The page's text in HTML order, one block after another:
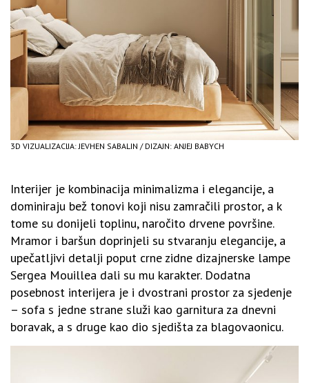
3D VIZUALIZACIJA: JEVHEN SABALIN / DIZAJN: ANJEJ BABYCH
Interijer je kombinacija minimalizma i elegancije, a
dominiraju bež tonovi koji nisu zamračili prostor, a k
tome su donijeli toplinu, naročito drvene površine.
Mramor i baršun doprinjeli su stvaranju elegancije, a
upečatljivi detalji poput crne zidne dizajnerske lampe
Sergea Mouillea dali su mu karakter. Dodatna
posebnost interijera je i dvostrani prostor za sjedenje
– sofa s jedne strane služi kao garnitura za dnevni
boravak, a s druge kao dio sjedišta za blagovaonicu.